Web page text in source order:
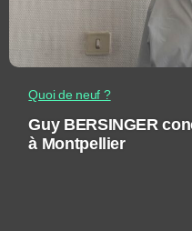
Quoi de neuf ?
Guy BERSINGER
à Montpellier